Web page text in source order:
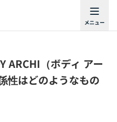
ARCHI（ボディ アー
性はどのようなもの